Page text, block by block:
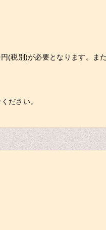
税別)が必要となります。
ださい。